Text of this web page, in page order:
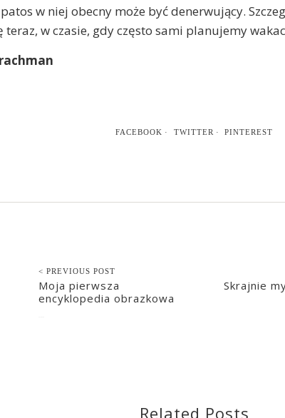
w niej obecny może być denerwujący.
teraz, w czasie, gdy często sami planujemy
FACEBOOK TWITTER PINTEREST
< PREVIOUS POST
Moja pierwsza
encyklopedia obrazkowa
Skrajnie
Related Posts